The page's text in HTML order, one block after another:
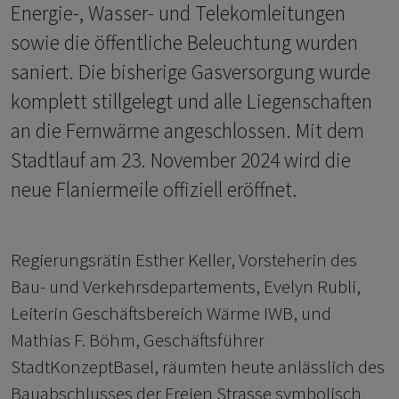
Energie-, Wasser- und Telekomleitungen
sowie die öffentliche Beleuchtung wurden
saniert. Die bisherige Gasversorgung wurde
komplett stillgelegt und alle Liegenschaften
an die Fernwärme angeschlossen. Mit dem
Stadtlauf am 23. November 2024 wird die
neue Flaniermeile offiziell eröffnet.
Regierungsrätin Esther Keller, Vorsteherin des
Bau- und Verkehrsdepartements, Evelyn Rubli,
Leiterin Geschäftsbereich Wärme IWB, und
Mathias F. Böhm, Geschäftsführer
StadtKonzeptBasel, räumten heute anlässlich des
Bauabschlusses der Freien Strasse symbolisch